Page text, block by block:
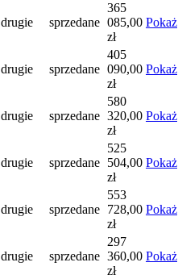
drugie sprzedane
365
085,00
zł
Pokaż
drugie sprzedane
405
090,00
zł
Pokaż
drugie sprzedane
580
320,00
zł
Pokaż
drugie sprzedane
525
504,00
zł
Pokaż
drugie sprzedane
553
728,00
zł
Pokaż
drugie sprzedane
297
360,00
zł
Pokaż